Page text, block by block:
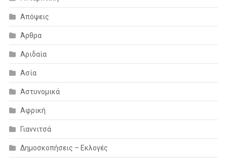
Απόψεις
Άρθρα
Αριδαία
Ασία
Αστυνομικά
Αφρική
Γιαννιτσά
Δημοσκοπήσεις – Εκλογές